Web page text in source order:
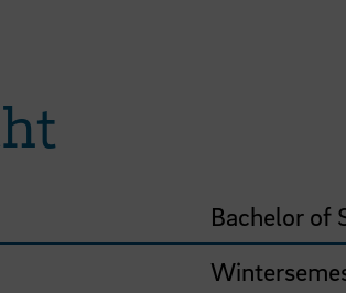
Bachelor of